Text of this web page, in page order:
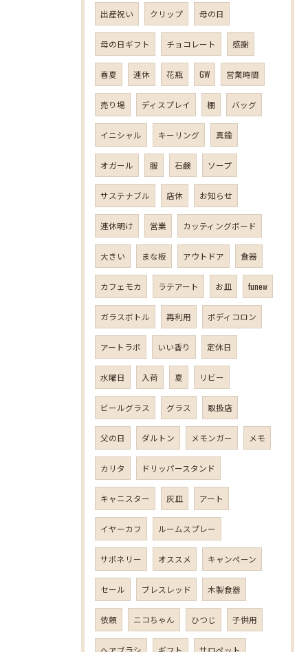
出産祝い クリップ 母の日
母の日ギフト チョコレート 感謝
春夏 連休 花瓶 GW 営業時間
売り場 ディスプレイ 棚 バッグ
イニシャル キーリング 真鍮
オガール 服 石鹸 ソープ
サステナブル 店休 お知らせ
連休明け 営業 カッティングボード
大きい まな板 アウトドア 食器
カフェモカ ラテアート お皿 funew
ガラスボトル 再利用 ボディコロン
アートラボ いい香り 定休日
水曜日 入荷 夏 リビー
ビールグラス グラス 取扱店
父の日 ダルトン メモンガー メモ
カリタ ドリッパースタンド
キャニスター 灰皿 アート
イヤーカフ ルームスプレー
サボネリー オススメ キャンペーン
セール ブレスレッド 木製食器
依頼 ニコちゃん ひつじ 子供用